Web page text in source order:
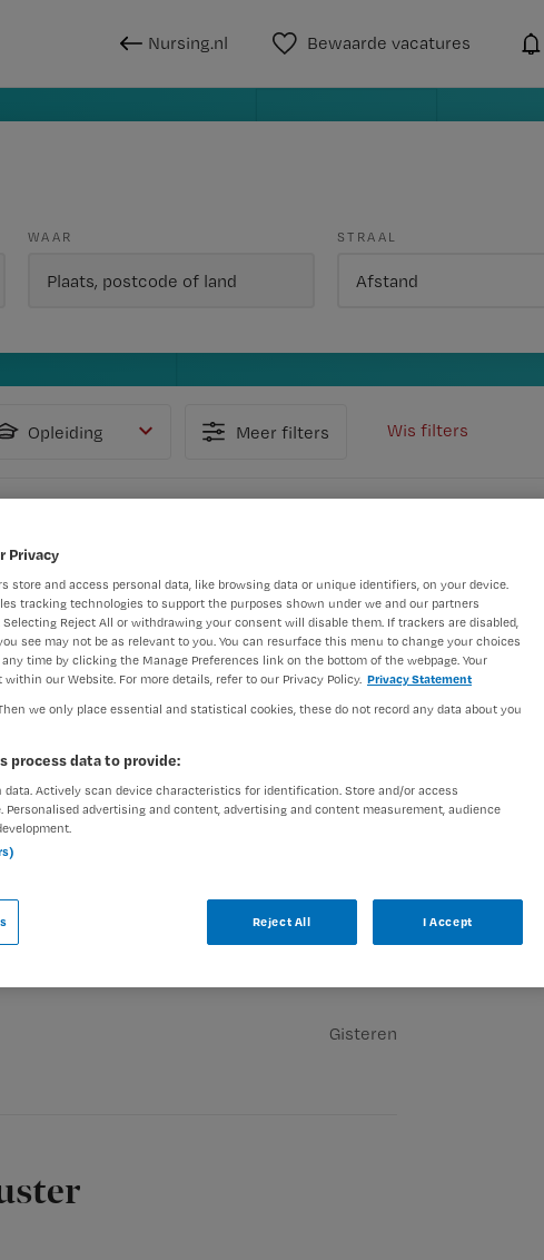
Nursing.nl Bewaarde vacatures
WAAR STRAAL
Opleiding Meer filters Wis filters
Op
aan
leer-werktraject
leercultuur die vormgeeft aan
vernieuwen staat hierbij centraal. Wij
verantwoordelijkheid en het
Gisteren
Privacy
store and access personal data, like browsing data or unique identifiers, on your device.
tracking technologies to support the purposes shown under we and our partners
Selecting Reject All or withdrawing your consent will disable them. If trackers are disabled,
see may not be as relevant to you. You can resurface this menu to change your choices
time by clicking the Manage Preferences link on the bottom of the webpage. Your
our Website. For more details, refer to our Privacy Policy. Privacy Statement
we only place essential and statistical cookies, these do not record any data about you
process data to provide:
data. Actively scan device characteristics for identification. Store and/or access
Personalised advertising and content, advertising and content measurement, audience
Reject All I Accept